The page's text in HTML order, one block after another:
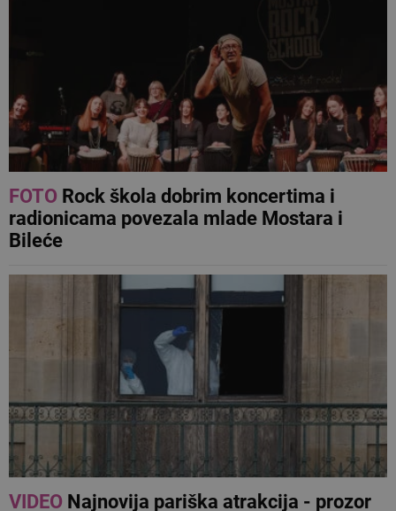
FOTORock škola dobrim koncertima i
radionicama povezala mlade Mostara i
Bileće
VIDEONajnovija pariška atrakcija - prozor